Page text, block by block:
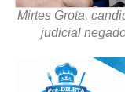
Mirtes Grota,
judicial